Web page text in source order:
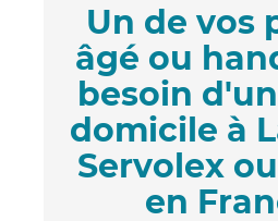
Un de vos
âgé ou
besoin
domicile à
Servolex
en